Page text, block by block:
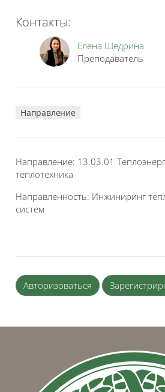
Контакты:
Елена Щедрина
Преподаватель
Направление
Направление: 13.03.01
теплотехника
Направленность: Инжиниринг
систем
Авторизоваться